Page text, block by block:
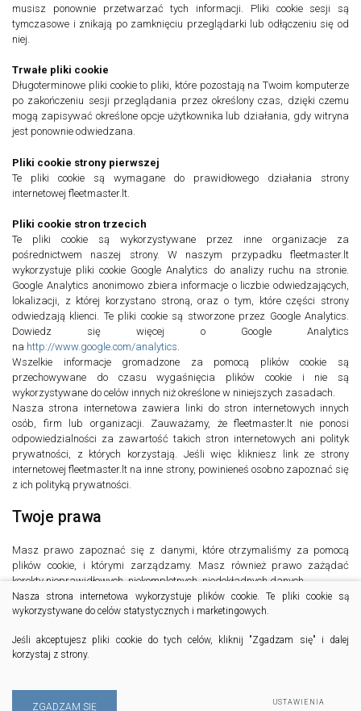
musisz ponownie przetwarzać tych informacji. Pliki cookie sesji są
tymczasowe i znikają po zamknięciu przeglądarki lub odłączeniu się od
niej.
Trwałe pliki cookie
Długoterminowe pliki cookie to pliki, które pozostają na Twoim komputerze
po zakończeniu sesji przeglądania przez określony czas, dzięki czemu
mogą zapisywać określone opcje użytkownika lub działania, gdy witryna
jest ponownie odwiedzana.
Pliki cookie strony pierwszej
Te pliki cookie są wymagane do prawidłowego działania strony
internetowej fleetmaster.lt.
Pliki cookie stron trzecich
Te pliki cookie są wykorzystywane przez inne organizacje za
pośrednictwem naszej strony. W naszym przypadku fleetmaster.lt
wykorzystuje pliki cookie Google Analytics do analizy ruchu na stronie.
Google Analytics anonimowo zbiera informacje o liczbie odwiedzających,
lokalizacji, z której korzystano stroną, oraz o tym, które części strony
odwiedzają klienci. Te pliki cookie są stworzone przez Google Analytics.
Dowiedz się więcej o Google Analytics
na http://www.google.com/analytics.
Wszelkie informacje gromadzone za pomocą plików cookie są
przechowywane do czasu wygaśnięcia plików cookie i nie są
wykorzystywane do celów innych niż określone w niniejszych zasadach.
Nasza strona internetowa zawiera linki do stron internetowych innych
osób, firm lub organizacji. Zauważamy, że fleetmaster.lt nie ponosi
odpowiedzialności za zawartość takich stron internetowych ani polityk
prywatności, z których korzystają. Jeśli więc klikniesz link ze strony
internetowej fleetmaster.lt na inne strony, powinieneś osobno zapoznać się
z ich polityką prywatności.
Twoje prawa
Masz prawo zapoznać się z danymi, które otrzymaliśmy za pomocą
plików cookie, i którymi zarządzamy. Masz również prawo zażądać
korekty nieprawidłowych, niekompletnych, niedokładnych danych.
Jeśli masz pytania lub chcesz skorzystać ze swoich praw, skontaktuj się
z nami mailem na adresinfo@fleetmaster.ltlub innymi metodami
Nasza strona internetowa wykorzystuje plików cookie. Te pliki cookie są
wykorzystywane do celów statystycznych i marketingowych.
Jeśli akceptujesz pliki cookie do tych celów, kliknij "Zgadzam się" i dalej
korzystaj z strony.
ZGADZAM SIĘ USTAWIENIA